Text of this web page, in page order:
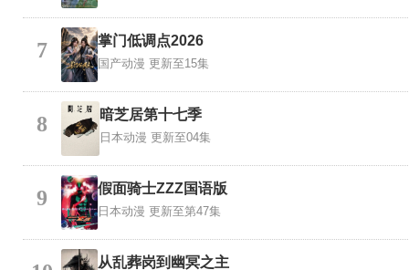
7 掌门低调点2026
国产动漫 更新至15集
8 暗芝居第十七季
日本动漫 更新至04集
9 假面骑士ZZZ国语版
日本动漫 更新至第47集
从乱葬岗到幽冥之主